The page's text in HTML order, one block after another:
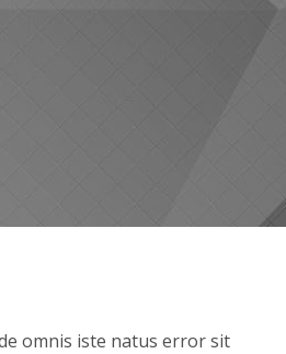
omnis iste natus error sit